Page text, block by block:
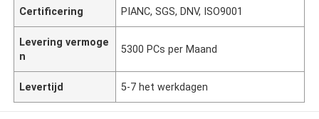
Certificering PIANC, SGS, DNV, ISO9001
Levering vermoge
n
5300 PCs per Maand
Levertijd 5-7 het werkdagen